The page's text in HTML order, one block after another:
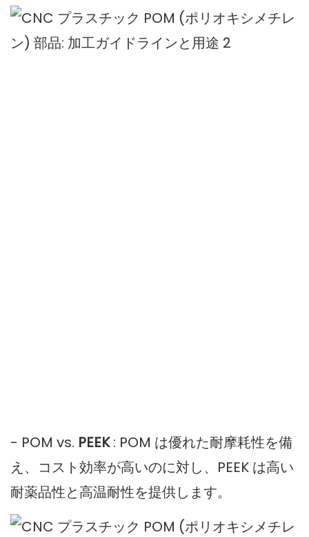
- POM vs. PEEK: POM は優れた耐摩耗性を備
え、コスト効率が高いのに対し、PEEK は高い
耐薬品性と高温耐性を提供します。